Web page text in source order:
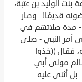
بنت الوليد بن عتبة،
قديمًا! وصار
- مدة صلاتهم في
أمر النبي - صلى
فقال ((خذوا
مولى أبي
أثنى عليه